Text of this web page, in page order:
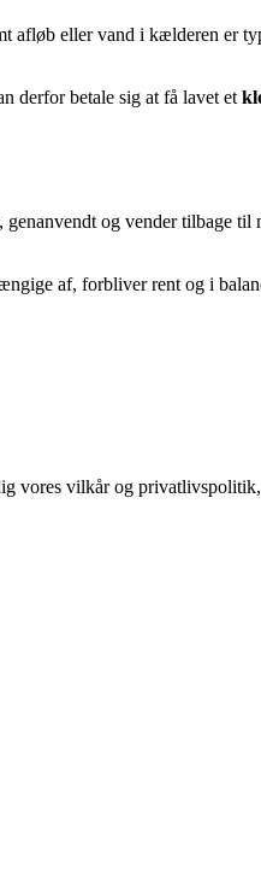
eller vand i kælderen er
derfor betale sig at få lavet et
og vender tilbage
af, forbliver rent og i
vores vilkår og